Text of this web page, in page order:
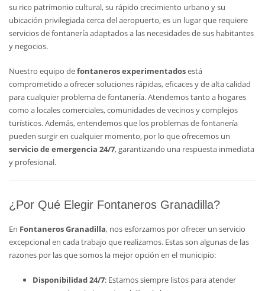
su rico patrimonio cultural, su rápido crecimiento urbano y su
ubicación privilegiada cerca del aeropuerto, es un lugar que requiere
servicios de fontanería adaptados a las necesidades de sus habitantes
y negocios.
Nuestro equipo defontaneros experimentadosestá
comprometido a ofrecer soluciones rápidas, eficaces y de alta calidad
para cualquier problema de fontanería. Atendemos tanto a hogares
como a locales comerciales, comunidades de vecinos y complejos
turísticos. Además, entendemos que los problemas de fontanería
pueden surgir en cualquier momento, por lo que ofrecemos un
servicio de emergencia 24/7, garantizando una respuesta inmediata
y profesional.
¿Por Qué Elegir Fontaneros Granadilla?
En Fontaneros Granadilla, nos esforzamos por ofrecer un servicio
excepcional en cada trabajo que realizamos. Estas son algunas de las
razones por las que somos la mejor opción en el municipio:
Disponibilidad 24/7: Estamos siempre listos para atender